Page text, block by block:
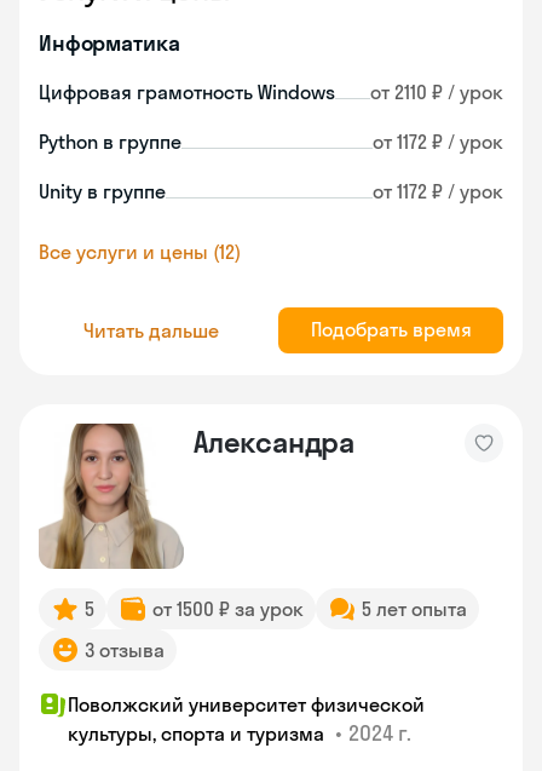
Информатика
Цифровая грамотность Windows от 2110 ₽ / урок
Python в группе от 1172 ₽ / урок
Unity в группе от 1172 ₽ / урок
Все услуги и цены (12)
Читать дальше Подобрать время
Александра
5 от 1500 ₽ за урок
5 лет опыта
3 отзыва
Поволжский университет физической
культуры, спорта и туризма • 2024 г.